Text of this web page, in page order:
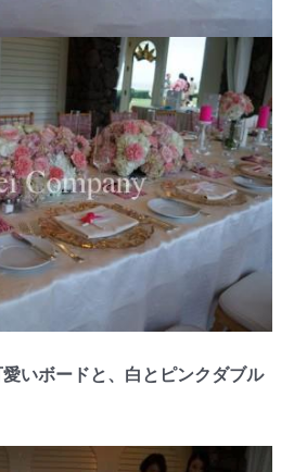
いボードと、白とピンクダブル